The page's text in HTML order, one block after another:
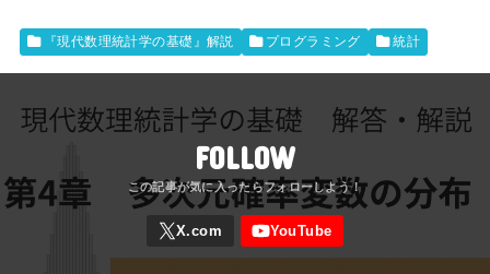
『現代数理統計学の基礎』解説 プログラミング 統計
FOLLOW